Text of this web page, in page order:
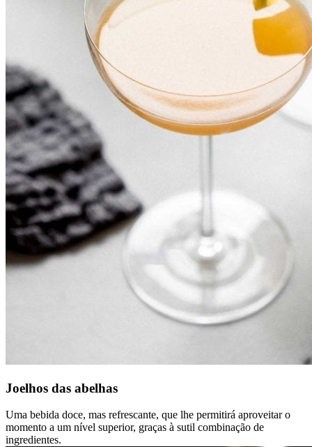
Joelhos das abelhas
Uma bebida doce, mas refrescante, que lhe permitirá aproveitar o
momento a um nível superior, graças à sutil combinação de
ingredientes.